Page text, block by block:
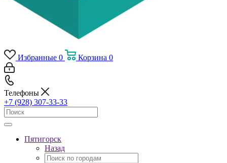
Избранные 0 Корзина 0
Телефоны
+7 (928) 307-33-33
Пятигорск
Назад